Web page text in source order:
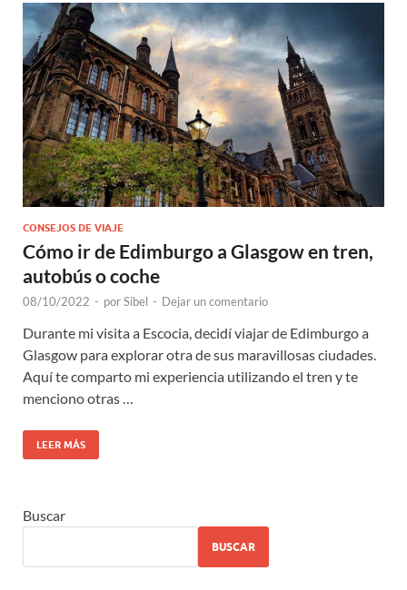
CONSEJOS DE VIAJE
Cómo ir de Edimburgo a Glasgow en tren,
autobús o coche
08/10/2022 - porSibel - Dejar un comentario
Durante mi visita a Escocia, decidí viajar de Edimburgo a
Glasgow para explorar otra de sus maravillosas ciudades.
Aquí te comparto mi experiencia utilizando el tren y te
menciono otras …
LEER MÁS
Buscar
BUSCAR